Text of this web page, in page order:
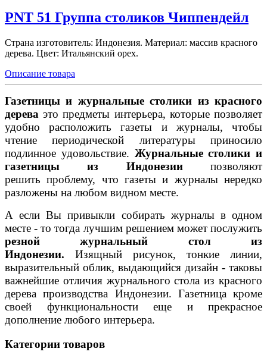
PNT 51 Группа столиков Чиппендейл
Страна изготовитель: Индонезия. Материал: массив красного
дерева. Цвет: Итальянский орех.
Описание товара
Газетницы и журнальные столики из красного
дерева это предметы интерьера, которые позволяет
удобно расположить газеты и журналы, чтобы
чтение периодической литературы приносило
подлинное удовольствие. Журнальные столики и
газетницы из Индонезиипозволяют
решить проблему, что газеты и журналы нередко
разложены на любом видном месте.
А если Вы привыкли собирать журналы в одном
месте - то тогда лучшим решением может послужить
резной журнальный стол из
Индонезии. Изящный рисунок, тонкие линии,
выразительный облик, выдающийся дизайн - таковы
важнейшие отличия журнального стола из красного
дерева производства Индонезии. Газетница кроме
своей функциональности еще и прекрасное
дополнение любого интерьера.
Категории товаров